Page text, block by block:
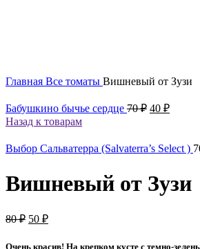
Главная Все томаты Вишневый от Зузи
Бабушкино бычье сердце 70₽
70 ₽.
40 ₽
Назад к товарам
Выбор Сальватерра (Salvaterra’s Select )
Вишневый от Зузи
80₽ Первоначальная
составляла
50 ₽Текущая
50 ₽.
Очень красив! На крепком кусте с темно-